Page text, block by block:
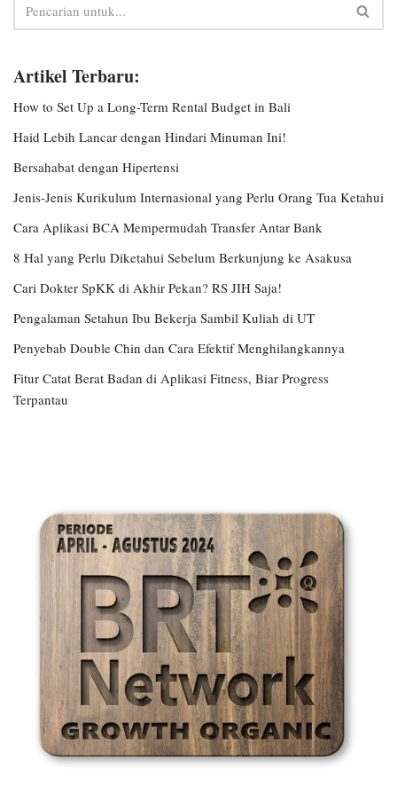
Artikel Terbaru:
How to Set Up a Long-Term Rental Budget in Bali
Haid Lebih Lancar dengan Hindari Minuman Ini!
Bersahabat dengan Hipertensi
Jenis-Jenis Kurikulum Internasional yang Perlu Orang Tua Ketahui
Cara Aplikasi BCA Mempermudah Transfer Antar Bank
8 Hal yang Perlu Diketahui Sebelum Berkunjung ke Asakusa
Cari Dokter SpKK di Akhir Pekan? RS JIH Saja!
Pengalaman Setahun Ibu Bekerja Sambil Kuliah di UT
Penyebab Double Chin dan Cara Efektif Menghilangkannya
Fitur Catat Berat Badan di Aplikasi Fitness, Biar Progress
Terpantau